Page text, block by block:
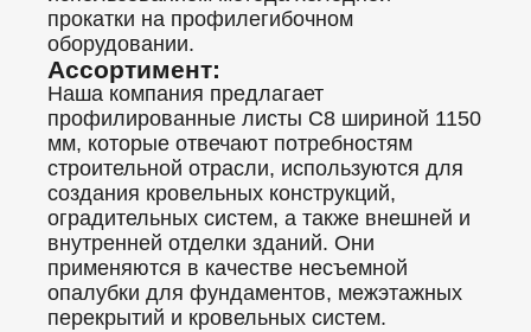
прокатки на профилегибочном
оборудовании.
Ассортимент:
Наша компания предлагает
профилированные листы C8 шириной 1150
мм, которые отвечают потребностям
строительной отрасли, используются для
создания кровельных конструкций,
оградительных систем, а также внешней и
внутренней отделки зданий. Они
применяются в качестве несъемной
опалубки для фундаментов, межэтажных
перекрытий и кровельных систем.